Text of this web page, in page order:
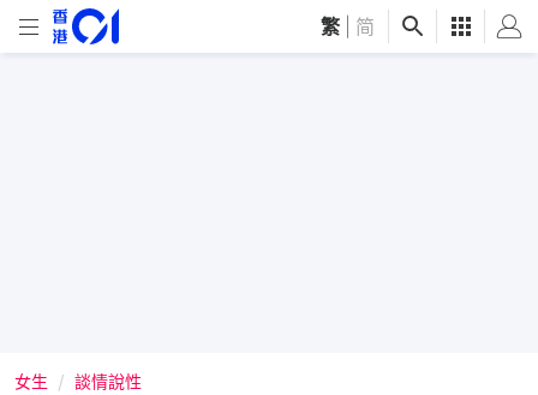
繁 简
女生 談情說性